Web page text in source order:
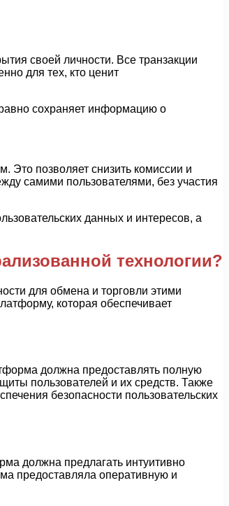
своей личности. Все транзакции
для тех, кто ценит
сохраняет информацию о
Это позволяет снизить комиссии и
самими пользователями, без участия
данных и интересов, а
технологии?
для обмена и торговли этими
которая обеспечивает
должна предоставлять полную
пользователей и их средств. Также
безопасности пользовательских
должна предлагать интуитивно
предоставляла оперативную и